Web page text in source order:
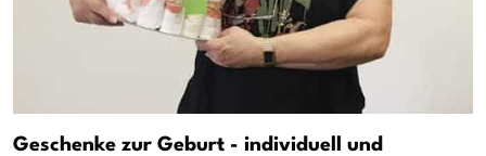
Geschenke zur Geburt - individuell und